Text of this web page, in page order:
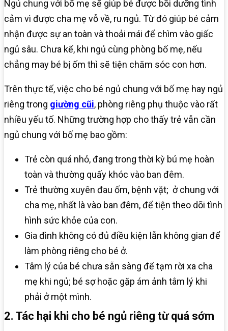
Ngủ chung với bố mẹ sẽ giúp bé được bồi dưỡng tình
cảm vì được cha mẹ vỗ về, ru ngủ. Từ đó giúp bé cảm
nhận được sự an toàn và thoải mái để chìm vào giấc
ngủ sâu. Chưa kể, khi ngủ cùng phòng bố mẹ, nếu
chẳng may bé bị ốm thì sẽ tiện chăm sóc con hơn.
Trên thực tế, việc cho bé ngủ chung với bố mẹ hay ngủ
riêng trong giường cũi, phòng riêng phụ thuộc vào rất
nhiều yếu tố. Những trường hợp cho thấy trẻ vẫn cần
ngủ chung với bố mẹ bao gồm:
Trẻ còn quá nhỏ, đang trong thời kỳ bú mẹ hoàn
toàn và thường quấy khóc vào ban đêm.
Trẻ thường xuyên đau ốm, bệnh vặt; ở chung với
cha mẹ, nhất là vào ban đêm, để tiện theo dõi tình
hình sức khỏe của con.
Gia đình không có đủ điều kiện lẫn không gian để
làm phòng riêng cho bé ở.
Tâm lý của bé chưa sẵn sàng để tạm rời xa cha
mẹ khi ngủ; bé sợ hoặc gặp ám ảnh tâm lý khi
phải ở một mình.
2. Tác hại khi cho bé ngủ riêng từ quá sớm